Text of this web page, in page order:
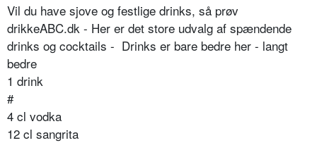
Vil du have sjove og festlige drinks, så prøv
drikkeABC.dk - Her er det store udvalg af spændende
drinks og cocktails - Drinks er bare bedre her - langt
bedre
1 drink
#
4 cl vodka
12 cl sangrita